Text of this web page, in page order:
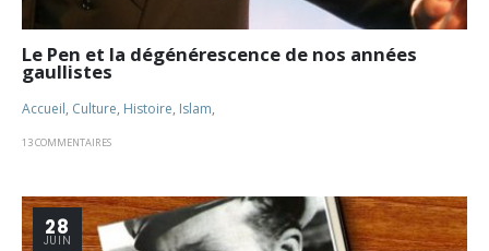
Le Pen et la dégénérescence de nos années
gaullistes
Accueil, Culture, Histoire, Islam,
13 COMMENTAIRES
28
JUIN